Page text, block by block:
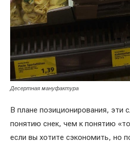
Десертная мануфактура
В плане позиционирования, эти
понятию снек, чем к понятию
если вы хотите сэкономить, но